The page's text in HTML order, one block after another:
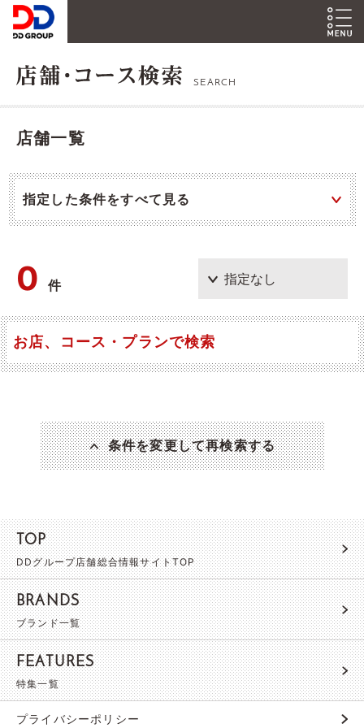
SEARCH
店舗一覧
指定した条件をすべて見る
0件
お店、コース・プランで検索
条件を変更して再検索する
TOP
DDグループ店舗総合情報サイトTOP
BRANDS
ブランド一覧
FEATURES
特集一覧
プライバシーポリシー